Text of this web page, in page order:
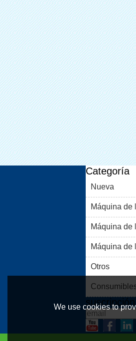
Categoría
Nueva
Máquina de
Máquina de
Máquina de
(II)
Otros
suscripción
We use cookies to